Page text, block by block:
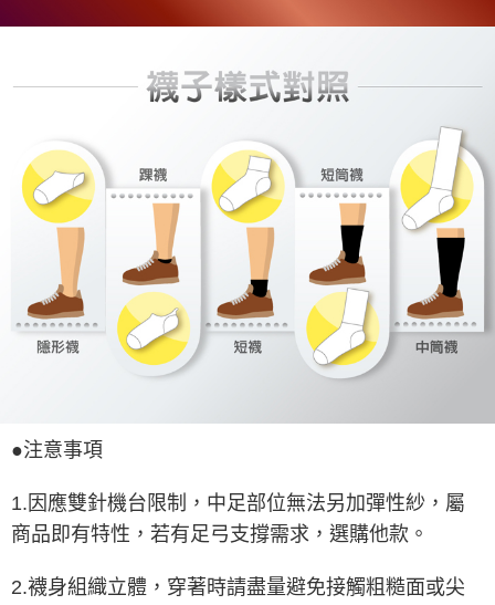
●注意事項
1.因應雙針機台限制，中足部位無法另加彈性紗，屬
商品即有特性，若有足弓支撐需求，選購他款。
2.襪身組織立體，穿著時請盡量避免接觸粗糙面或尖